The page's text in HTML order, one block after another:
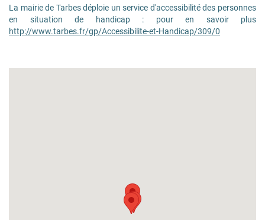
La mairie de Tarbes déploie un service d'accessibilité des personnes
en situation de handicap : pour en savoir plus
http://www.tarbes.fr/gp/Accessibilite-et-Handicap/309/0